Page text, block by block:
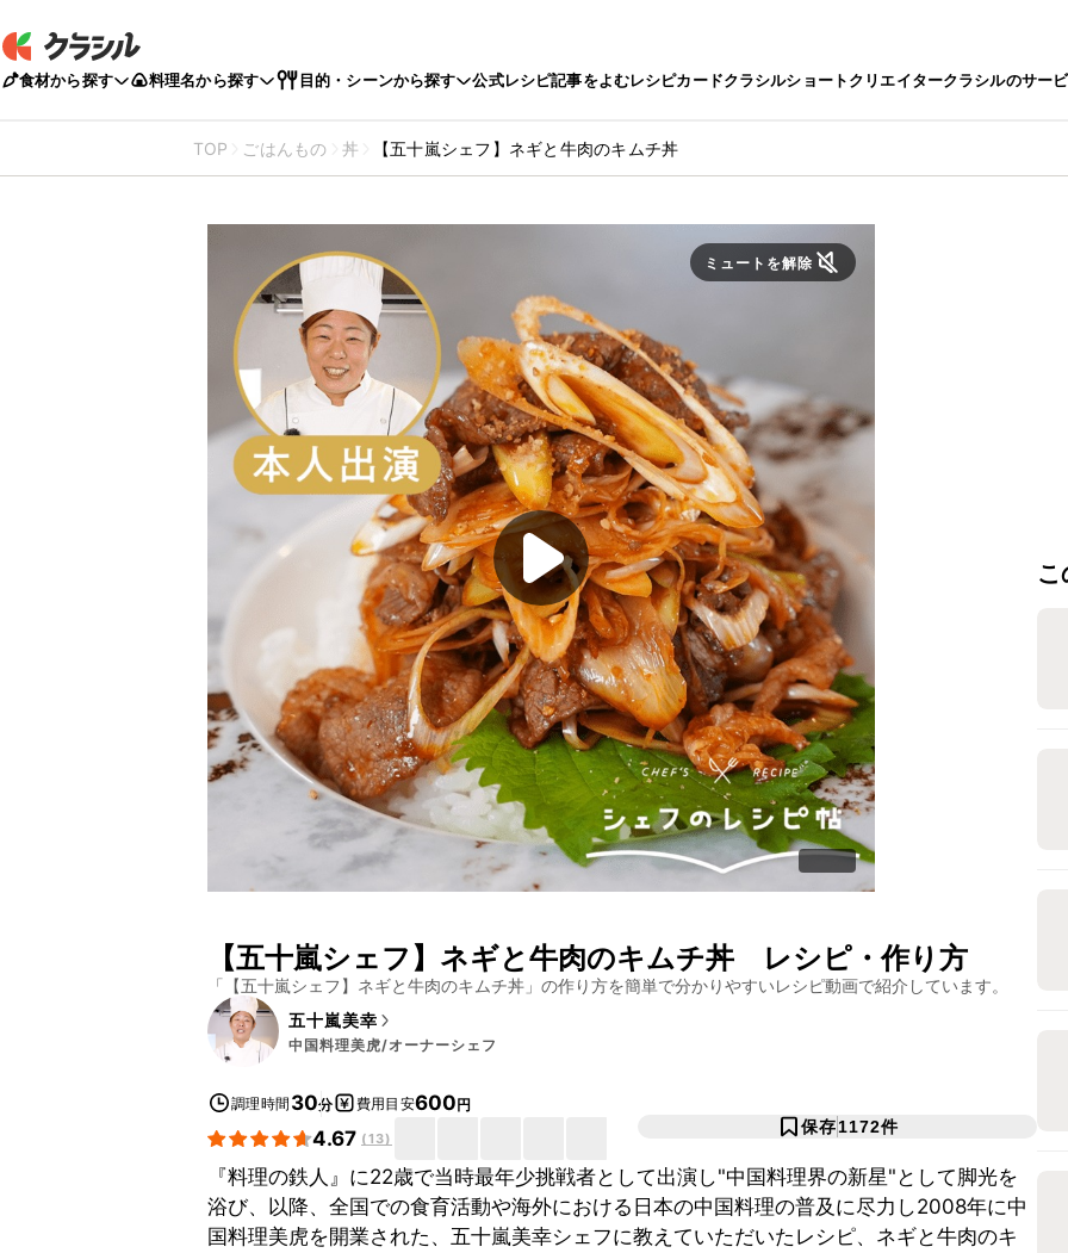
食材から探す 料理名から探す 目的・シーンから探す 公式レシピ記事をよむレシピカードクラシルショートクリエイタークラシルのサー
TOP ごはんもの 丼 【五十嵐シェフ】ネギと牛肉のキムチ丼
ミュートを解除
【五十嵐シェフ】ネギと牛肉のキムチ丼 レシピ・作り方
「 【五十嵐シェフ】ネギと牛肉のキムチ丼 」の作り方を簡単で分かりやすいレシピ動画で紹介しています。
五十嵐美幸
中国料理美虎/オーナーシェフ
調理時間 30分 費用目安600円
4.67 (13)
保存1172件
『料理の鉄人』に22歳で当時最年少挑戦者として出演し"中国料理界の新星"として脚光を
浴び、以降、全国での食育活動や海外における日本の中国料理の普及に尽力し2008年に中
国料理美虎を開業された、五十嵐美幸シェフに教えていただいたレシピ、ネギと牛肉のキ